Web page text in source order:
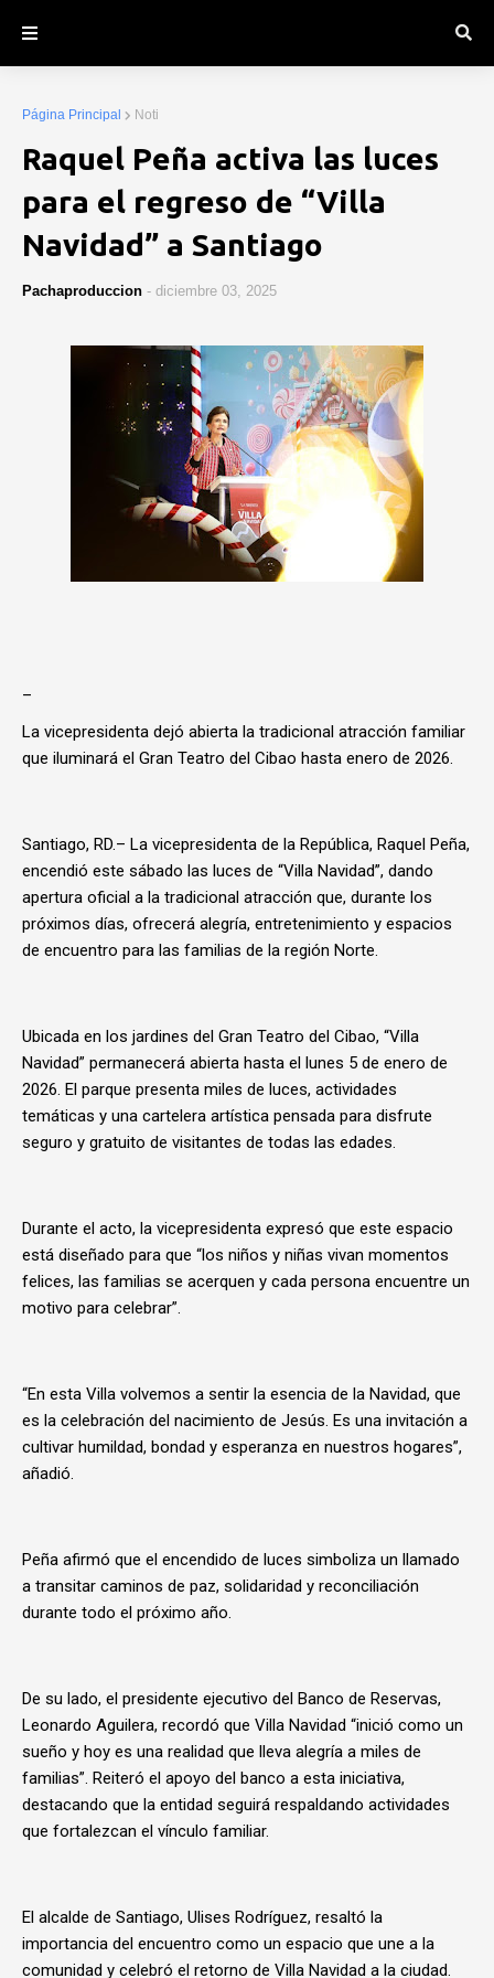
Página Principal Noti
Raquel Peña activa las luces
para el regreso de “Villa
Navidad” a Santiago
Pachaproduccion - diciembre 03, 2025
La vicepresidenta dejó abierta la tradicional atracción familiar
que iluminará el Gran Teatro del Cibao hasta enero de 2026.
Santiago, RD.– La vicepresidenta de la República, Raquel Peña,
encendió este sábado las luces de “Villa Navidad”, dando
apertura oficial a la tradicional atracción que, durante los
próximos días, ofrecerá alegría, entretenimiento y espacios
de encuentro para las familias de la región Norte.
Ubicada en los jardines del Gran Teatro del Cibao, “Villa
Navidad” permanecerá abierta hasta el lunes 5 de enero de
2026. El parque presenta miles de luces, actividades
temáticas y una cartelera artística pensada para disfrute
seguro y gratuito de visitantes de todas las edades.
Durante el acto, la vicepresidenta expresó que este espacio
está diseñado para que “los niños y niñas vivan momentos
felices, las familias se acerquen y cada persona encuentre un
motivo para celebrar”.
“En esta Villa volvemos a sentir la esencia de la Navidad, que
es la celebración del nacimiento de Jesús. Es una invitación a
cultivar humildad, bondad y esperanza en nuestros hogares”,
añadió.
Peña afirmó que el encendido de luces simboliza un llamado
a transitar caminos de paz, solidaridad y reconciliación
durante todo el próximo año.
De su lado, el presidente ejecutivo del Banco de Reservas,
Leonardo Aguilera, recordó que Villa Navidad “inició como un
sueño y hoy es una realidad que lleva alegría a miles de
familias”. Reiteró el apoyo del banco a esta iniciativa,
destacando que la entidad seguirá respaldando actividades
que fortalezcan el vínculo familiar.
El alcalde de Santiago, Ulises Rodríguez, resaltó la
importancia del encuentro como un espacio que une a la
comunidad y celebró el retorno de Villa Navidad a la ciudad.